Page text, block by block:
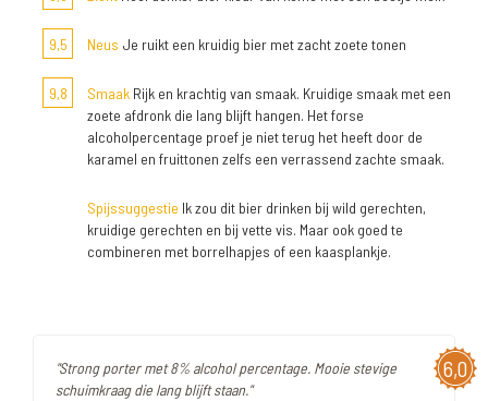
9,5 Neus Je ruikt een kruidig bier met zacht zoete tonen
9,8 Smaak Rijk en krachtig van smaak. Kruidige smaak met een
zoete afdronk die lang blijft hangen. Het forse
alcoholpercentage proef je niet terug het heeft door de
karamel en fruittonen zelfs een verrassend zachte smaak.
Spijssuggestie Ik zou dit bier drinken bij wild gerechten,
kruidige gerechten en bij vette vis. Maar ook goed te
combineren met borrelhapjes of een kaasplankje.
6,0
"Strong porter met 8% alcohol percentage. Mooie stevige
schuimkraag die lang blijft staan."